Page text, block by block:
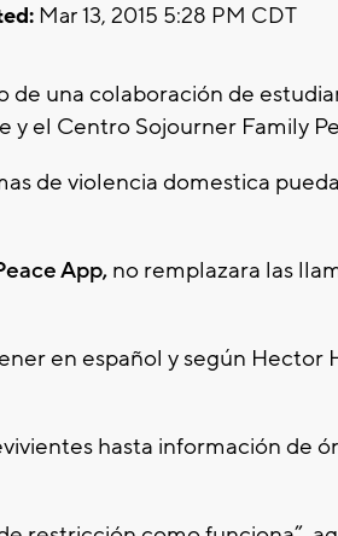
Mar 13, 2015 5:28 PM CDT
de una colaboración de
y el Centro Sojourner Family
de violencia domestica
App, no remplazara las
en español y según Hector
hasta información de